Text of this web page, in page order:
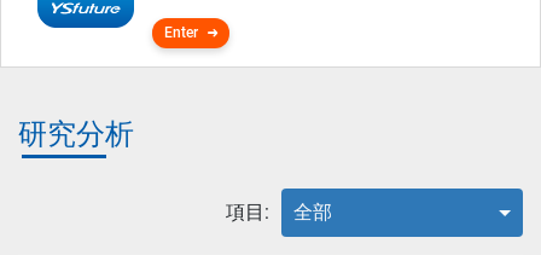
Enter
研究分析
項目: 全部